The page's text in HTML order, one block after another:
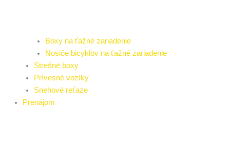
Boxy na ťažné zariadenie
Nosiče bicyklov na ťažné zariadenie
Strešné boxy
Prívesné vozíky
Snehové reťaze
Prenájom